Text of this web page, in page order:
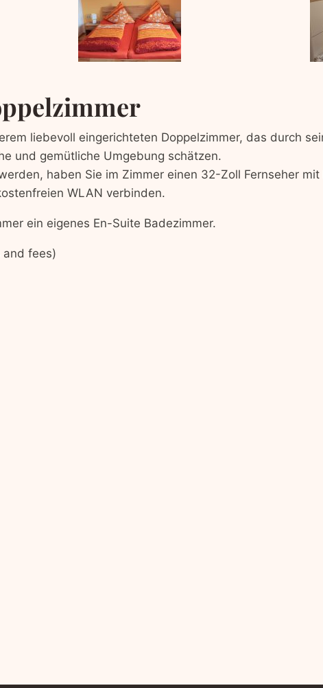
liebevoll ein­gerichteten Dop­pelz­im­mer, das durch
und gemütliche Umge­bung schätzen.
haben Sie im Zim­mer einen 32-Zoll Fernse­her
WLAN verbinden.
ein eigenes En-Suite Badezimmer.
and fees)